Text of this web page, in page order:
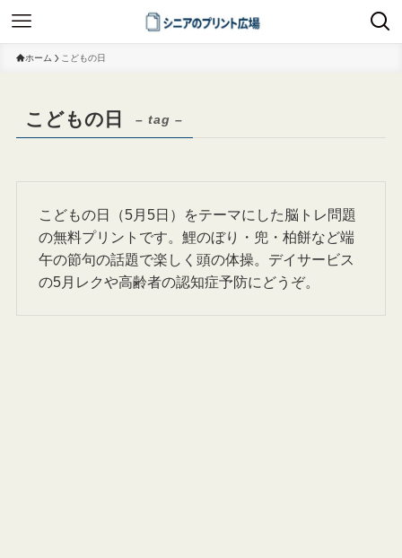
ホーム こどもの日
こどもの日 – tag –
こどもの日（5月5日）をテーマにした脳トレ問題
の無料プリントです。鯉のぼり・兜・柏餅など端
午の節句の話題で楽しく頭の体操。デイサービス
の5月レクや高齢者の認知症予防にどうぞ。